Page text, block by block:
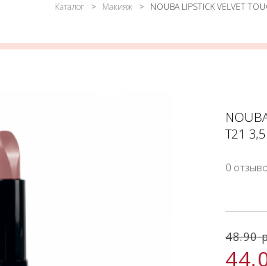
Каталог Макияж NOUBA LIPSTICK VELVET
Т21
0
48.90